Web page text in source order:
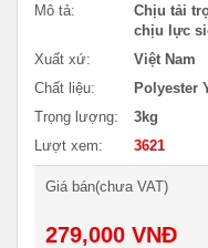
Mô tả:
Chịu tải
chịu lực
Xuất xứ:
Việt Nam
Chất liệu:
Polyester
Trọng lượng:
3kg
Lượt xem:
3621
Giá bán(chưa VAT)
279,000 VNĐ